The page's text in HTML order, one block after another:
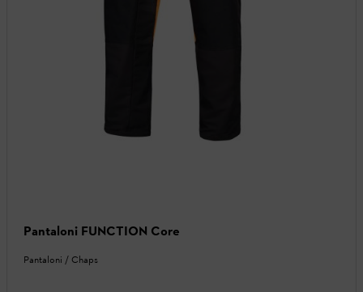
Pantaloni FUNCTION Core
Pantaloni / Chaps